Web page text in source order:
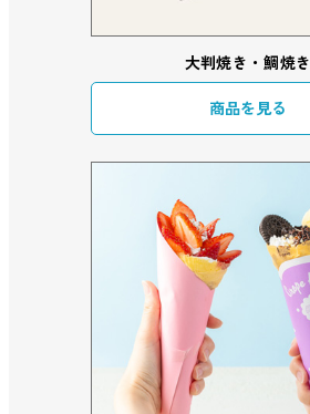
大判焼き・鯛焼き
商品を見る